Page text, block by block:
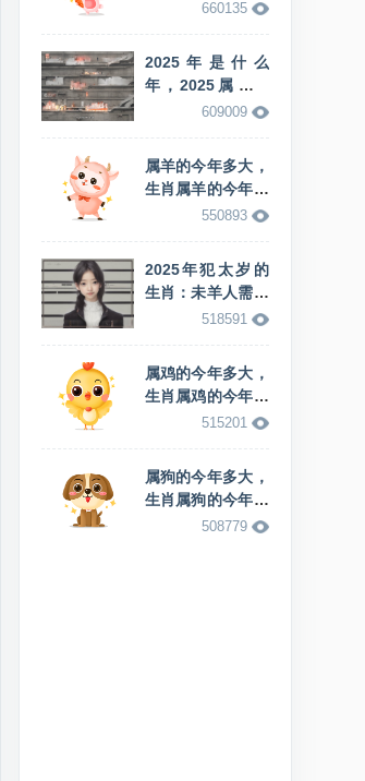
660135
2025年是什么
年，2025属什么
生肖，这年的蛇命
609009
属羊的今年多大，
生肖属羊的今年多
550893
2025年犯太岁的
生肖：未羊人需警
惕运势变化518591
属鸡的今年多大，
生肖属鸡的今年多
515201
属狗的今年多大，
生肖属狗的今年多
508779